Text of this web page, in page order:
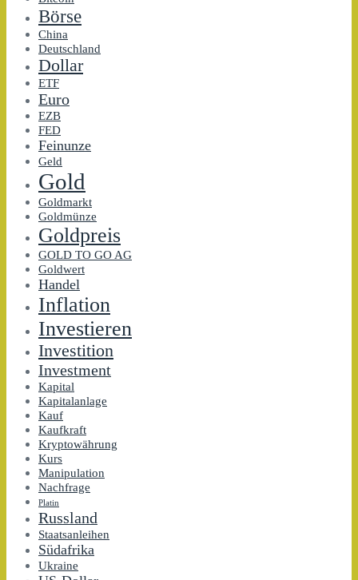
Börse
China
Deutschland
Dollar
ETF
Euro
EZB
FED
Feinunze
Geld
Gold
Goldmarkt
Goldmünze
Goldpreis
GOLD TO GO AG
Goldwert
Handel
Inflation
Investieren
Investition
Investment
Kapital
Kapitalanlage
Kauf
Kaufkraft
Kryptowährung
Kurs
Manipulation
Nachfrage
Platin
Russland
Staatsanleihen
Südafrika
Ukraine